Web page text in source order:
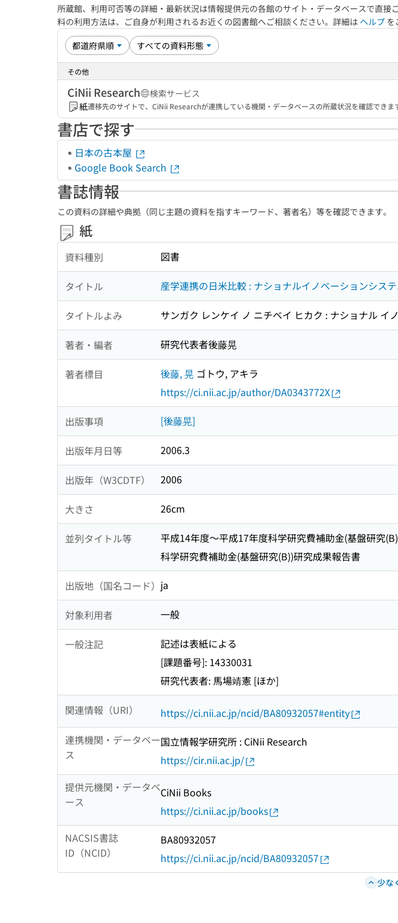
所蔵館、利用可否等の詳細・最新状況は情報提供元の各館のサイト・データベースで直
料の利用方法は、ご自身が利用されるお近くの図書館へご相談ください。詳細は ヘルプ を
その他
CiNii Research
検索サービス
紙遷移先のサイトで、CiNii Researchが連携している機関・データベースの所蔵状況を確認できま
書店で探す
日本の古本屋
Google Book Search
書誌情報
この資料の詳細や典拠（同じ主題の資料を指すキーワード、著者名）等を確認できます。
紙
資料種別 図書
タイトル 産学連携の日米比較 : ナショナルイノベーションシス
タイトルよみ サンガク レンケイ ノ ニチベイ ヒカク : ナショナル イ
著者・編者 研究代表者後藤晃
著者標目 後藤, 晃 ゴトウ, アキラ
https://ci.nii.ac.jp/author/DA0343772X
出版事項 [後藤晃]
出版年月日等 2006.3
出版年（W3CDTF） 2006
大きさ 26cm
並列タイトル等
平成14年度〜平成17年度科学研究費補助金(基盤研究
科学研究費補助金(基盤研究(B))研究成果報告書
出版地（国名コード） ja
対象利用者 一般
一般注記
記述は表紙による
[課題番号]: 14330031
研究代表者: 馬場靖憲 [ほか]
関連情報（URI）
https://ci.nii.ac.jp/ncid/BA80932057#entity
連携機関・データベー
ス
国立情報学研究所 : CiNii Research
https://cir.nii.ac.jp/
提供元機関・データベ
ース
CiNii Books
https://ci.nii.ac.jp/books
NACSIS書誌
ID（NCID）
BA80932057
https://ci.nii.ac.jp/ncid/BA80932057
少な